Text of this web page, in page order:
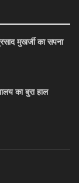
मुखर्जी का सपना
का बुरा हाल